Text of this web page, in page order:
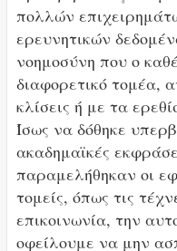
πολλών
ερευνητικών
νοημοσύνη που ο
διαφορετικό τομέα,
κλίσεις ή με τα
Ίσως να δόθηκε
ακαδημαϊκές
παραμελήθηκαν οι
τομείς, όπως τις
επικοινωνία, την
οφείλουμε να μην